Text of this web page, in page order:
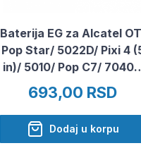
Baterija EG za Alcatel
Pop Star/ 5022D/ Pixi 4
in)/ 5010/ Pop C7/
(1900 mAh)
693,00 RSD
Dodaj u korpu